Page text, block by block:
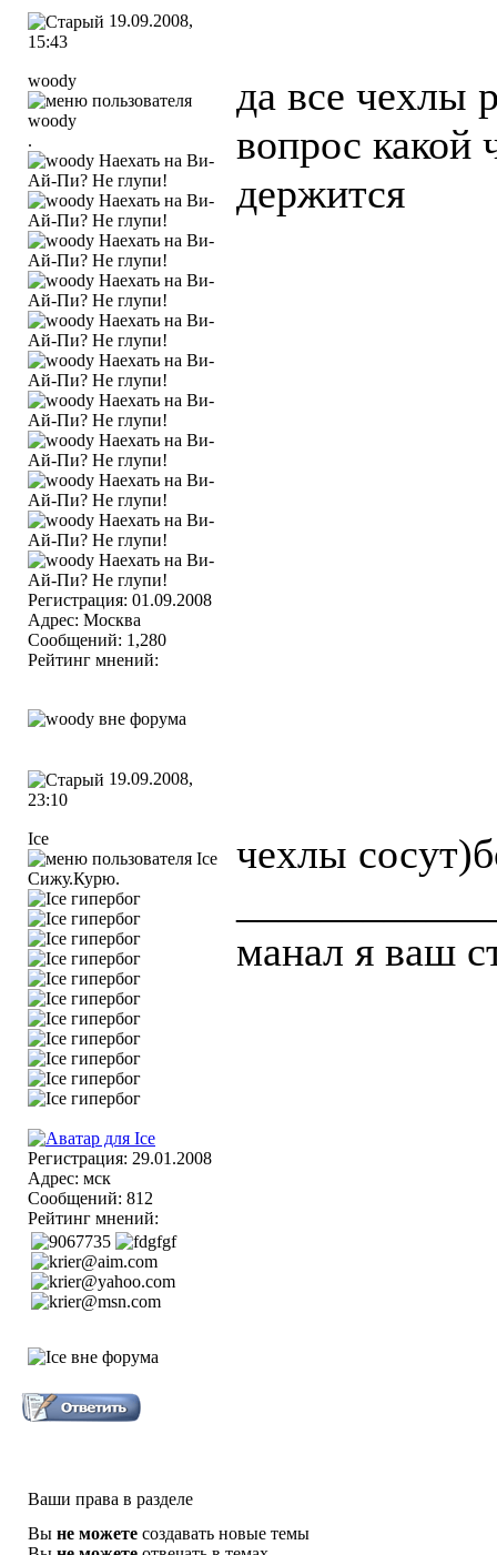
19.09.2008,
15:43
woody
.
Регистрация: 01.09.2008
Адрес: Москва
Сообщений: 1,280
Рейтинг мнений:
да все чехлы
вопрос какой
держится
19.09.2008,
23:10
Ice
Сижу.Курю.
Регистрация: 29.01.2008
Адрес: мск
Сообщений: 812
Рейтинг мнений:
чехлы
манал я ваш
Ваши права в разделе
Вы не можете создавать новые темы